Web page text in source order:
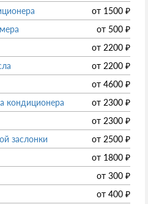
от 1500 ₽
от 500 ₽
от 2200 ₽
от 2200 ₽
от 4600 ₽
кондиционера
от 2300 ₽
от 2300 ₽
заслонки
от 2500 ₽
от 1800 ₽
от 300 ₽
от 400 ₽